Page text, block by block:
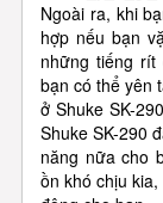
Ngoài ra, khi
hợp nếu bạn
những tiếng
bạn có thể yên
ở Shuke SK-
Shuke SK-290
năng nữa cho
ồn khó chịu